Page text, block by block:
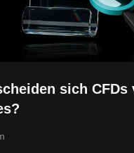
sich CFDs